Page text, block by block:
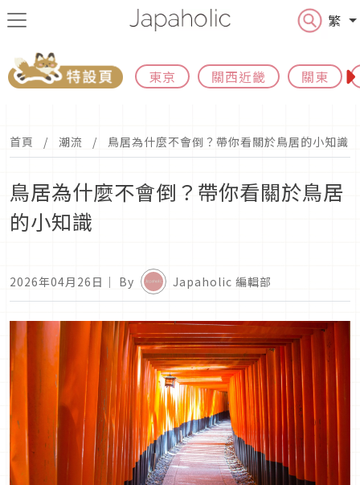
繁
東京 關西近畿 關東
首頁 潮流 鳥居為什麼不會倒？帶你看關於鳥居的小知識
鳥居為什麼不會倒？帶你看關於鳥居
的小知識
2026年04月26日 ｜ By Japaholic 編輯部